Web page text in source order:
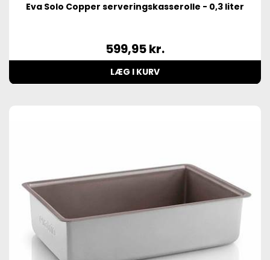
Eva Solo Copper serveringskasserolle - 0,3 liter
599,95kr.
LÆG I KURV